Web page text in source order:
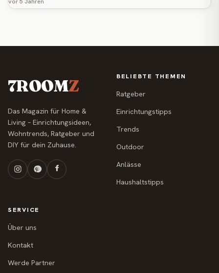
7ROOMZ
Das Magazin für Home &
Living – Einrichtungsideen,
Wohntrends, Ratgeber und
DIY für dein Zuhause.
BELIEBTE THEMEN
Ratgeber
Einrichtungstipps
Trends
Outdoor
Anlässe
Haushaltstipps
SERVICE
Über uns
Kontakt
Werde Partner